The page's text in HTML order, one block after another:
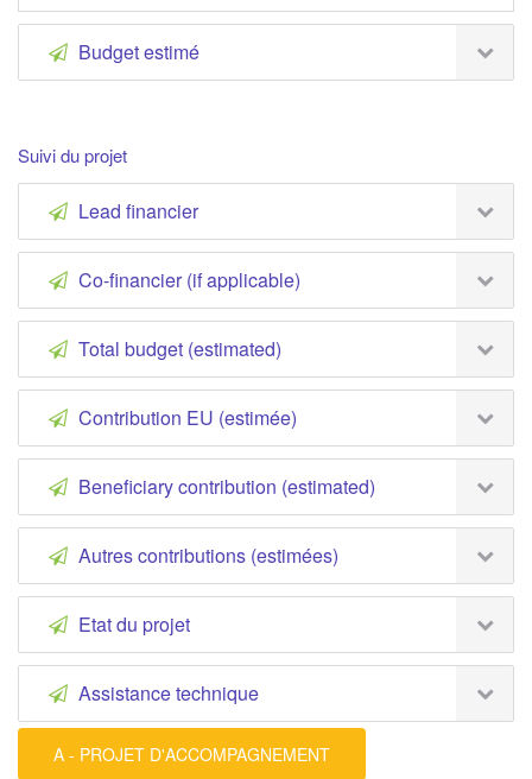
Budget estimé
Suivi du projet
Lead financier
Co-financier (if applicable)
Total budget (estimated)
Contribution EU (estimée)
Beneficiary contribution (estimated)
Autres contributions (estimées)
Etat du projet
Assistance technique
A - PROJET D'ACCOMPAGNEMENT